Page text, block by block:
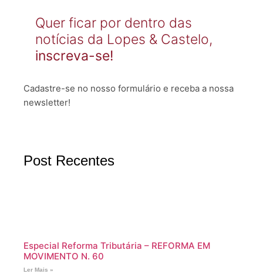
Quer ficar por dentro das
notícias da Lopes & Castelo,
inscreva-se!
Cadastre-se no nosso formulário e receba a nossa
newsletter!
Post Recentes
Especial Reforma Tributária – REFORMA EM
MOVIMENTO N. 60
Ler Mais »